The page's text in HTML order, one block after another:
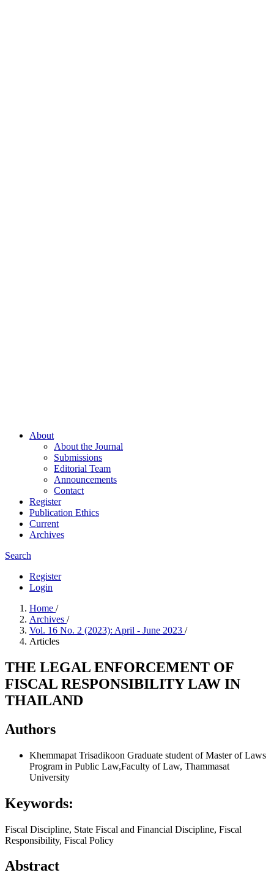
About
About the Journal
Submissions
Editorial Team
Announcements
Contact
Register
Publication Ethics
Current
Archives
Search
Register
Login
Home /
Archives /
Vol. 16 No. 2 (2023): April - June 2023 /
Articles
THE LEGAL ENFORCEMENT OF
FISCAL RESPONSIBILITY LAW IN
THAILAND
Authors
Khemmapat Trisadikoon Graduate student of Master of Laws
Program in Public Law,Faculty of Law, Thammasat
University
Keywords:
Fiscal Discipline, State Fiscal and Financial Discipline, Fiscal
Responsibility, Fiscal Policy
Abstract